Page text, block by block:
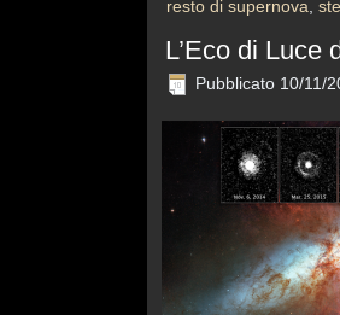
resto di supernova
L’Eco di Luce
Pubblicato 10/11/